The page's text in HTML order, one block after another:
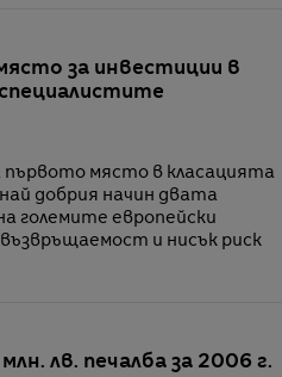
за инвестиции в
място в класацията
добрия начин двата
големите европейски
и нисък риск
лв. печалба за 2006 г.